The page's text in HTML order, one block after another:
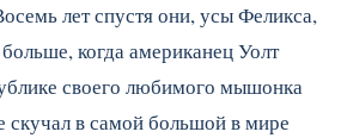
лет спустя они, усы Феликса,
когда американец Уолт
своего любимого мышонка
в самой большой в мире